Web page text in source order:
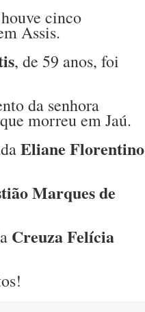
cinco
Assis.
, de 59 anos, foi
da senhora
morreu em Jaú.
Eliane Florentino
Marques de
Creuza Felícia